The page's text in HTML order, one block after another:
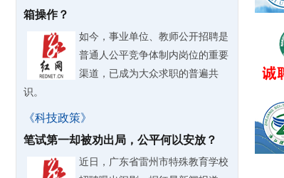
箱操作？
如今，事业单位、教师公开招聘是
普通人公平竞争体制内岗位的重要
渠道，已成为大众求职的普遍共
识。
《科技政策》
笔试第一却被劝出局，公平何以安放？
近日，广东省雷州市特殊教育学校